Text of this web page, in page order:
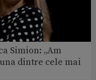
Simion: „Am
dintre cele mai